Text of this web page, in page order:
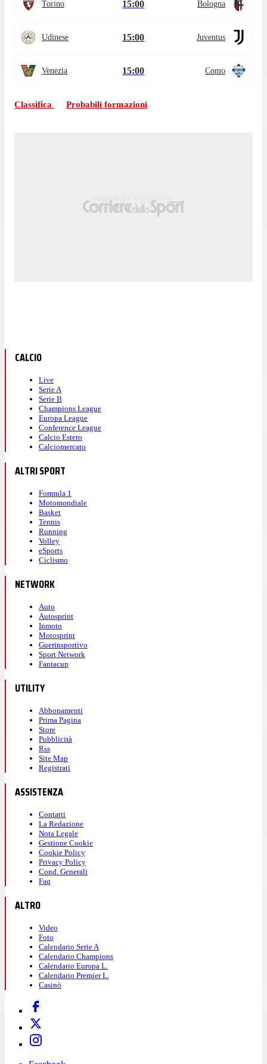
Torino 15:00 Bologna
Udinese 15:00 Juventus
Venezia 15:00 Como
Classifica Probabili formazioni
CALCIO
Live
Serie A
Serie B
Champions League
Europa League
Conference League
Calcio Estero
Calciomercato
ALTRI SPORT
Formula 1
Motomondiale
Basket
Tennis
Running
Volley
eSports
Ciclismo
NETWORK
Auto
Autosprint
Inmoto
Motosprint
Guerinsportivo
Sport Network
Fantacup
UTILITY
Abbonamenti
Prima Pagina
Store
Pubblicità
Rss
Site Map
Registrati
ASSISTENZA
Contatti
La Redazione
Nota Legale
Gestione Cookie
Cookie Policy
Privacy Policy
Cond. Generali
Faq
ALTRO
Video
Foto
Calendario Serie A
Calendario Champions
Calendario Europa L.
Calendario Premier L.
Casinò